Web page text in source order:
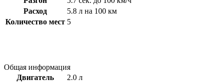
Расход
5.8 л на 100 км
Количество мест 5
Общая информация
Двигатель
2.0 л